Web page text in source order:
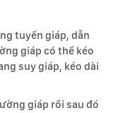
tuyến giáp, dẫn
giáp có thể kéo
suy giáp, kéo dài
giáp rồi sau đó